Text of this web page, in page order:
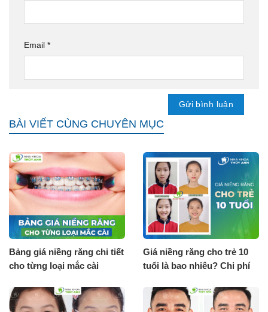
Email *
BÀI VIẾT CÙNG CHUYÊN MỤC
Bảng giá niềng răng chi tiết
cho từng loại mắc cài
Giá niềng răng cho trẻ 10
tuổi là bao nhiêu? Chi phí